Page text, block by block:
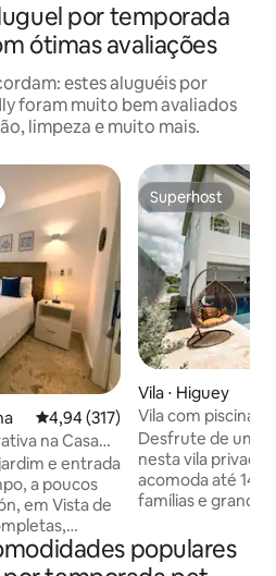
por temporada
ótimas avaliações
estes aluguéis por
foram muito bem avaliados
limpeza e muito mais.
4,94 de uma avaliação média de
4,94 (317)
na Casa
e entrada
a poucos
em Vista de
ar-
e Wi-Fi.
Superhost
Superhost
Vila ⋅ Higuey
Vila com piscina
espaçoso de 4
Desfrute de uma
nesta vila privada
acomoda até 14
famílias e
privativa e
para maior
populares